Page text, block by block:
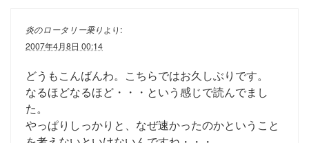
炎のロータリー乗り より:
2007年4月8日 00:14
どうもこんばんわ。こちらではお久しぶりです。
なるほどなるほど・・・という感じで読んでまし
た。
やっぱりしっかりと、なぜ速かったのかということ